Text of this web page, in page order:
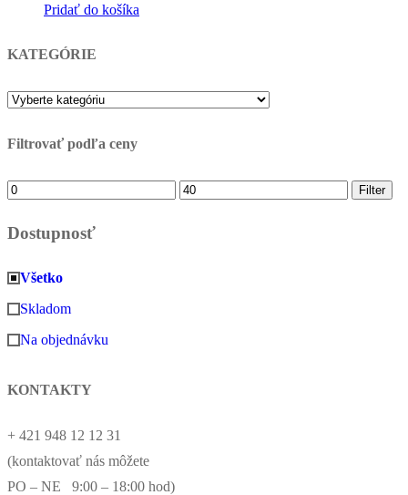
Pridať do košíka
KATEGÓRIE
Filtrovať podľa ceny
Minimálna
Maximálna
Filter
Dostupnosť
Všetko
Skladom
Na objednávku
KONTAKTY
+ 421 948 12 12 31
(kontaktovať nás môžete
PO – NE 9:00 – 18:00 hod)